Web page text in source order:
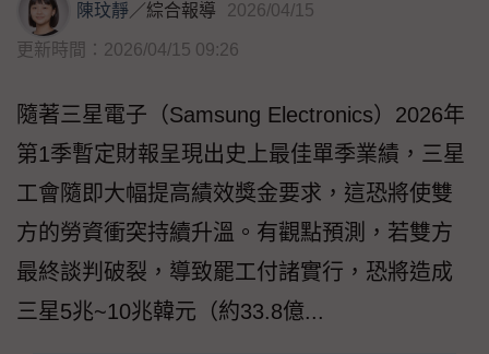
陳玟靜／綜合報導 2026/04/15
更新時間：2026/04/15 09:26
隨著三星電子（Samsung Electronics）2026年
第1季暫定財報呈現出史上最佳單季業績，三星
工會隨即大幅提高績效獎金要求，這恐將使雙
方的勞資衝突持續升溫。有觀點預測，若雙方
最終談判破裂，導致罷工付諸實行，恐將造成
三星5兆~10兆韓元（約33.8億...